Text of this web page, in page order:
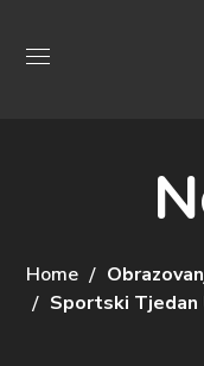
Home
Sportski Tjedan